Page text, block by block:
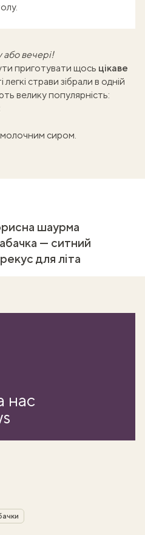
або вечері!
приготувати щось цікаве
легкі страви зібрали в одній
велику популярність:
сиром.
шаурма
— ситний
для літа
нас